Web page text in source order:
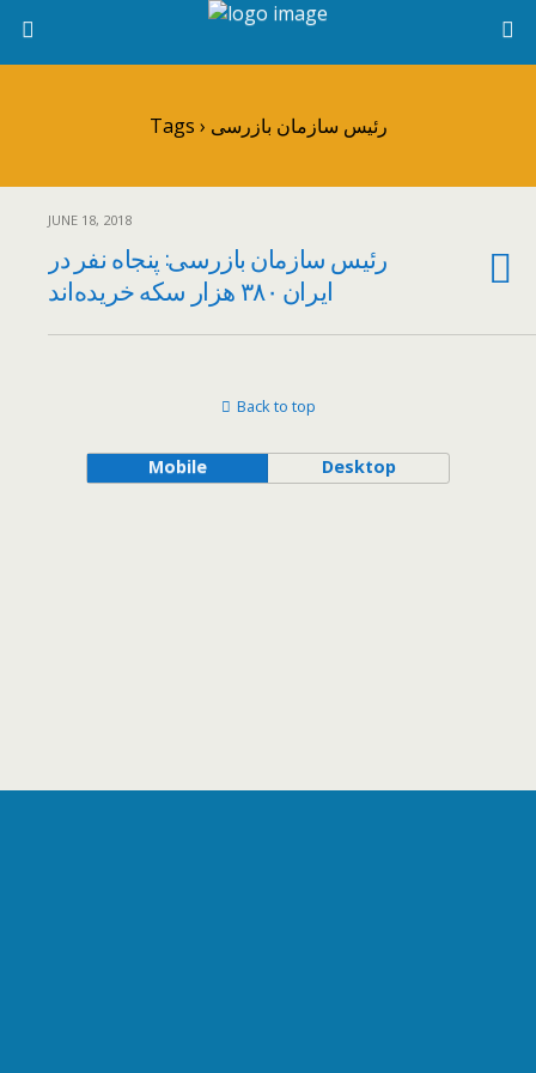
Tags › رئیس سازمان بازرسی
JUNE 18, 2018
رئیس سازمان بازرسی: پنجاه نفر در
ایران ۳۸۰ هزار سکه خریده‌اند
Back to top
Mobile Desktop